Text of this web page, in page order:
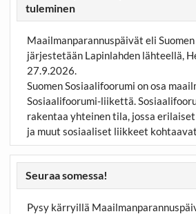
tuleminen
Maailmanparannuspäivät eli
järjestetään Lapinlahden lähteellä,
27.9.2026.
Suomen Sosiaalifoorumi on osa
Sosiaalifoorumi-liikettä.
rakentaa yhteinen tila, jossa
ja muut sosiaaliset liikkeet
Seuraa somessa!
Pysy kärryillä